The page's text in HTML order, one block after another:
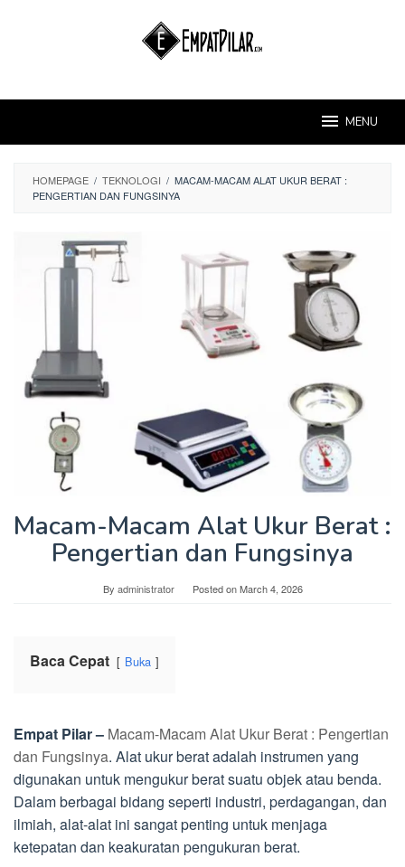
MENU
HOMEPAGE / TEKNOLOGI / MACAM-MACAM ALAT UKUR BERAT :
PENGERTIAN DAN FUNGSINYA
Macam-Macam Alat Ukur Berat :
Pengertian dan Fungsinya
By administrator Posted onMarch 4, 2026
Baca Cepat Buka
Empat Pilar – Macam-Macam Alat Ukur Berat : Pengertian
dan Fungsinya. Alat ukur berat adalah instrumen yang
digunakan untuk mengukur berat suatu objek atau benda.
Dalam berbagai bidang seperti industri, perdagangan, dan
ilmiah, alat-alat ini sangat penting untuk menjaga
ketepatan dan keakuratan pengukuran berat.